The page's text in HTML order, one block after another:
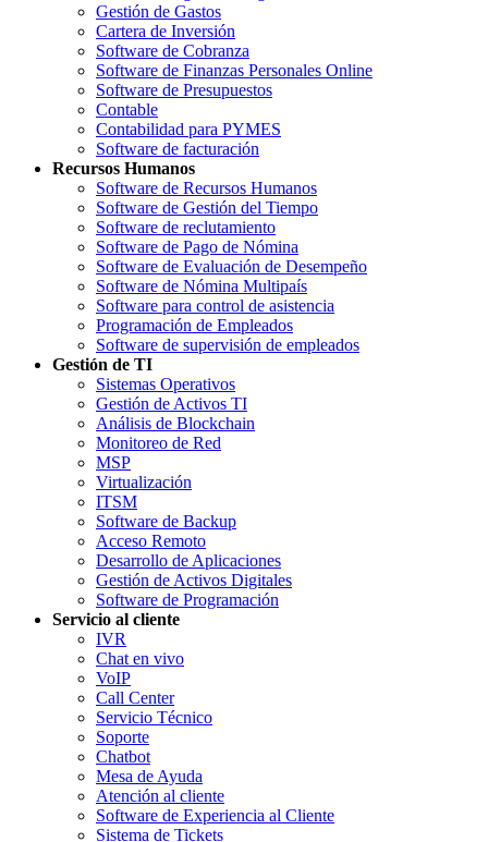
Gestión de Gastos
Cartera de Inversión
Software de Cobranza
Software de Finanzas Personales Online
Software de Presupuestos
Contable
Contabilidad para PYMES
Software de facturación
Recursos Humanos
Software de Recursos Humanos
Software de Gestión del Tiempo
Software de reclutamiento
Software de Pago de Nómina
Software de Evaluación de Desempeño
Software de Nómina Multipaís
Software para control de asistencia
Programación de Empleados
Software de supervisión de empleados
Gestión de TI
Sistemas Operativos
Gestión de Activos TI
Análisis de Blockchain
Monitoreo de Red
MSP
Virtualización
ITSM
Software de Backup
Acceso Remoto
Desarrollo de Aplicaciones
Gestión de Activos Digitales
Software de Programación
Servicio al cliente
IVR
Chat en vivo
VoIP
Call Center
Servicio Técnico
Soporte
Chatbot
Mesa de Ayuda
Atención al cliente
Software de Experiencia al Cliente
Sistema de Tickets